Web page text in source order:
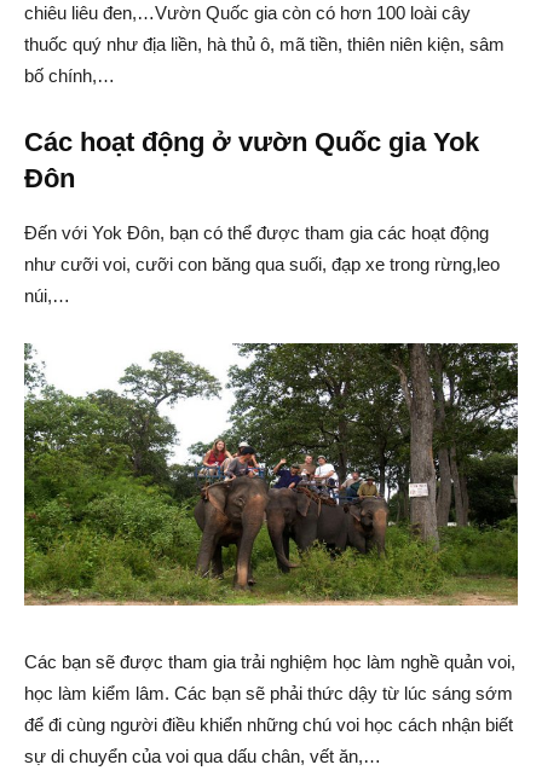
chiêu liêu đen,…Vườn Quốc gia còn có hơn 100 loài cây
thuốc quý như địa liền, hà thủ ô, mã tiền, thiên niên kiện, sâm
bố chính,…
Các hoạt động ở vườn Quốc gia Yok
Đôn
Đến với Yok Đôn, bạn có thể được tham gia các hoạt động
như cưỡi voi, cưỡi con băng qua suối, đạp xe trong rừng,leo
núi,…
Các bạn sẽ được tham gia trải nghiệm học làm nghề quản voi,
học làm kiểm lâm. Các bạn sẽ phải thức dậy từ lúc sáng sớm
để đi cùng người điều khiển những chú voi học cách nhận biết
sự di chuyển của voi qua dấu chân, vết ăn,…